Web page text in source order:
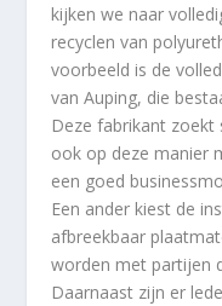
kijken we naar
recyclen van
voorbeeld is de
van Auping, die
Deze fabrikant
ook op deze manier
een goed
Een ander kiest de
afbreekbaar
worden met partijen
Daarnaast zijn er